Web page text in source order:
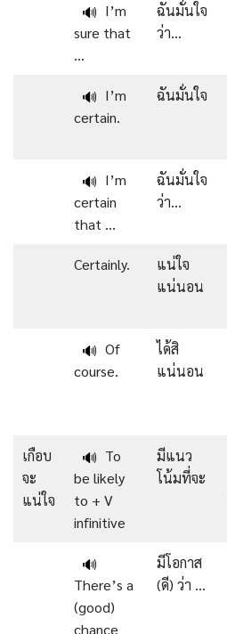
🔊 I’m
sure that
…
ฉันมั่นใจ
ว่า…
🔊 I’m
certain.
ฉันมั่นใจ
🔊 I’m
certain
that …
ฉันมั่นใจ
ว่า…
Certainly.
แน่ใจ
แน่นอน
🔊 Of
course.
ได้สิ
แน่นอน
เกือบ
จะ
แน่ใจ
🔊 To
be likely
to + V
infinitive
มีแนว
โน้มที่จะ
🔊
There’s a
(good)
chance
มีโอกาส
(ดี) ว่า …